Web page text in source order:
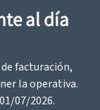
al día
facturación,
la operativa.
07/2026.